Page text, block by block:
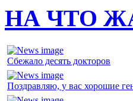
НА ЧТО
Сбежало десять докторов
Поздравляю, у вас хорошие